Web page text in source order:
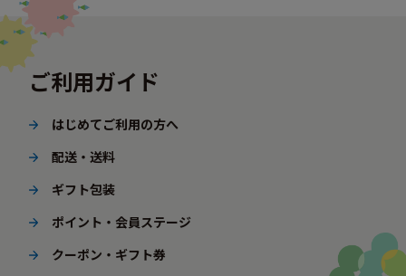
ご利用ガイド
はじめてご利用の方へ
配送・送料
ギフト包装
ポイント・会員ステージ
クーポン・ギフト券